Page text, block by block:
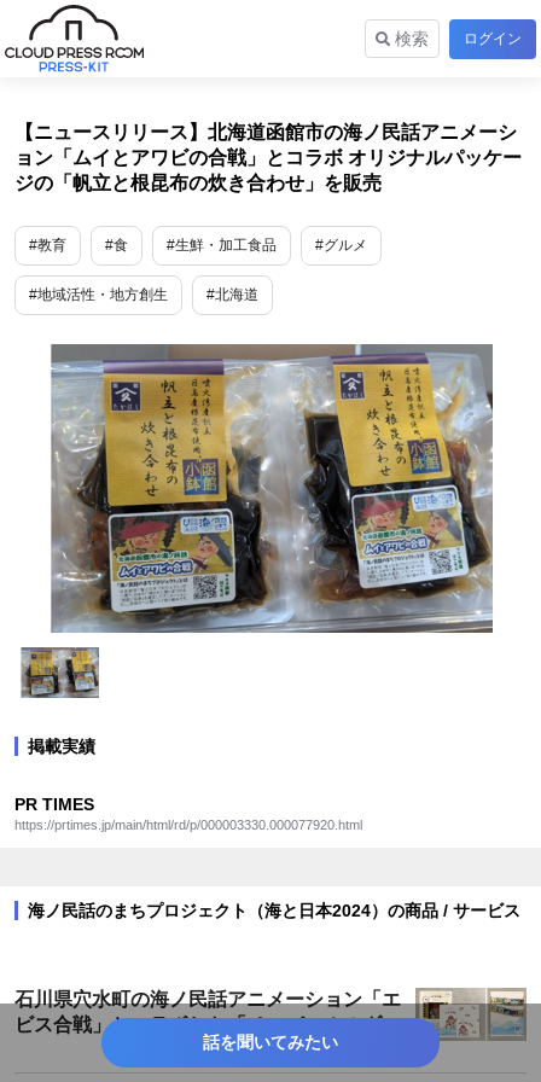
検索 ログイン
【ニュースリリース】北海道函館市の海ノ民話アニメーシ
ョン「ムイとアワビの合戦」とコラボ オリジナルパッケー
ジの「帆立と根昆布の炊き合わせ」を販売
#教育 #食 #生鮮・加工食品 #グルメ
#地域活性・地方創生 #北海道
掲載実績
PR TIMES
https://prtimes.jp/main/html/rd/p/000003330.000077920.html
海ノ民話のまちプロジェクト（海と日本2024）の商品 / サービス
石川県穴水町の海ノ民話アニメーション「エ
ビス合戦」とコラボした「ペーパーホルダ
ー」が登場！
話を聞いてみたい